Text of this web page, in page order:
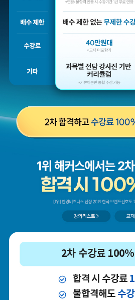
2차 수강료
합격 시 수강료
불합격해도 수